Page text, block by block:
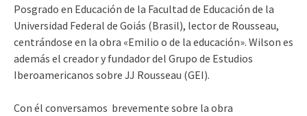
Posgrado en Educación de la Facultad de Educación de la
Universidad Federal de Goiás (Brasil), lector de Rousseau,
centrándose en la obra «Emilio o de la educación». Wilson es
además el creador y fundador del Grupo de Estudios
Iberoamericanos sobre JJ Rousseau (GEI).
Con él conversamos brevemente sobre la obra